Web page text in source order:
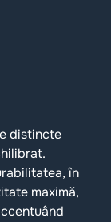
distincte
în
maximă,